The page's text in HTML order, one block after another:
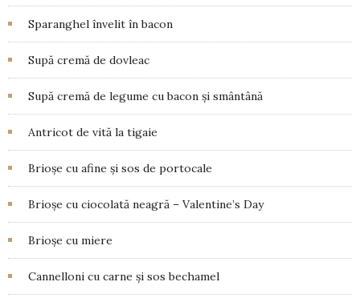
Sparanghel învelit în bacon
Supă cremă de dovleac
Supă cremă de legume cu bacon și smântână
Antricot de vită la tigaie
Brioșe cu afine și sos de portocale
Brioșe cu ciocolată neagră – Valentine’s Day
Brioșe cu miere
Cannelloni cu carne și sos bechamel